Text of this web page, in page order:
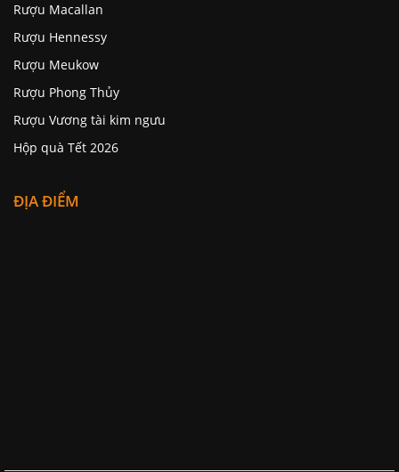
Rượu Macallan
Rượu Hennessy
Rượu Meukow
Rượu Phong Thủy
Rượu Vương tài kim ngưu
Hộp quà Tết 2026
ĐỊA ĐIỂM